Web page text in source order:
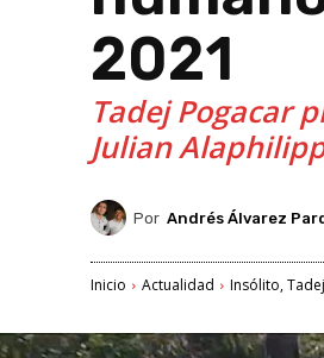
2021
Tadej Pogacar
Julian
Por Andrés Álvarez
Inicio Actualidad Insólito,